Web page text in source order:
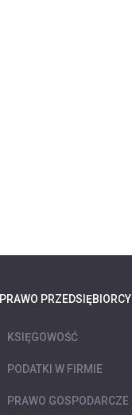
PRAWO PRZEDSIĘBIORCY
KSIĘGOWOŚĆ
PODATKI W FIRMIE
PRAWO GOSPODARCZE